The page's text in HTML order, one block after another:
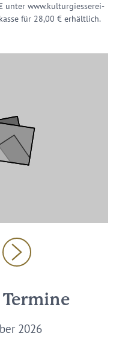
unter www.kulturgiesserei-
für 28,00 € erhältlich.
2026